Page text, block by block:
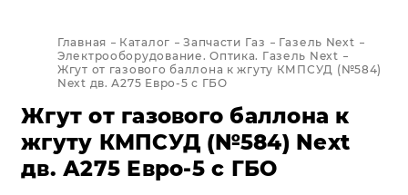
Главная Каталог Запчасти Газ
Газель Next
Электрооборудование. Оптика. Газель Next
Жгут от газового баллона к жгуту КМПСУД (№584)
Next дв. А275 Евро-5 с ГБО
Жгут от газового баллона к
жгуту КМПСУД (№584) Next
дв. А275 Евро-5 с ГБО